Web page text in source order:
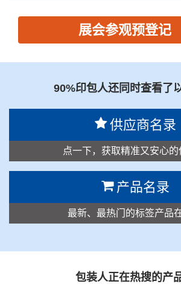
展会参观预登记
90%印包人还同时查看了
供应商名录
点一下，获取精准又安心的
产品名录
最新、最热门的标签产品
包装人正在热搜的产